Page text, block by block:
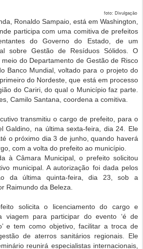
foto: Divulgação
Ronaldo Sampaio, está em Washington,
participa com uma comitiva de prefeitos
do Governo do Estado, de um
sobre Gestão de Resíduos Sólidos. O
do Departamento de Gestão de Risco
Banco Mundial, voltado para o projeto do
do Nordeste, que está em processo
do Cariri, do qual o Município faz parte.
Camilo Santana, coordena a comitiva.
transmitiu o cargo de prefeito, para o
Galdino, na última sexta-feira, dia 24. Ele
o próximo dia 3 de junho, quando haverá
com a volta do prefeito ao município.
à Câmara Municipal, o prefeito solicitou
municipal. A autorização foi dada pelos
da última quinta-feira, dia 23, sob a
Raimundo da Beleza.
solicita o licenciamento do cargo e
viagem para participar do evento ‘é de
e tem como objetivo, facilitar a troca de
de aterros sanitários regionais. Ele
reunirá especialistas internacionais,